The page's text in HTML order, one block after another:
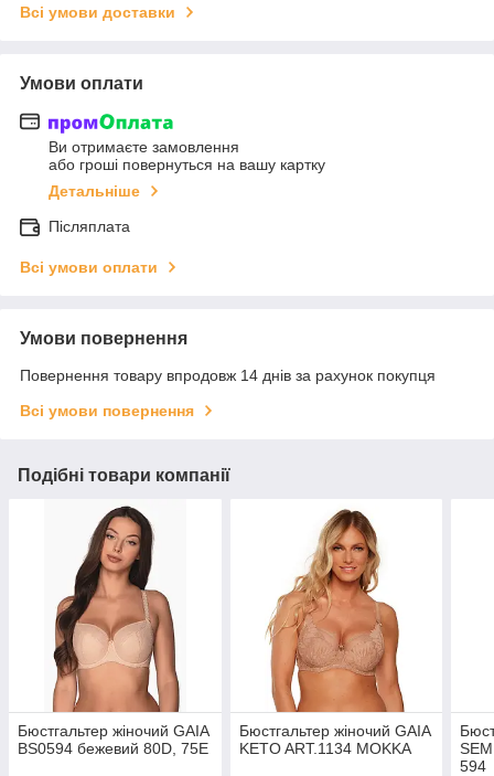
Всі умови доставки
Умови оплати
Ви отримаєте замовлення
або гроші повернуться на вашу картку
Детальніше
Післяплата
Всі умови оплати
Умови повернення
Повернення товару впродовж 14 днів за рахунок покупця
Всі умови повернення
Подібні товари компанії
Бюстгальтер жіночий GAIA
BS0594 бежевий 80D, 75E
Бюстгальтер жіночий GAIA
KETO ART.1134 MOKKA
594